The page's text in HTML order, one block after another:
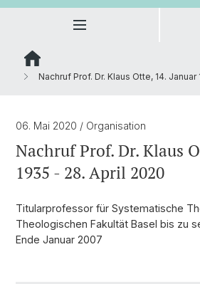
Nachruf Prof. Dr. Klaus Otte, 14.
06. Mai 2020 / Organisation
Nachruf Prof. Dr. Klaus
1935 - 28. April 2020
Titularprofessor für Systematische
Theologischen Fakultät Basel bis zu
Ende Januar 2007